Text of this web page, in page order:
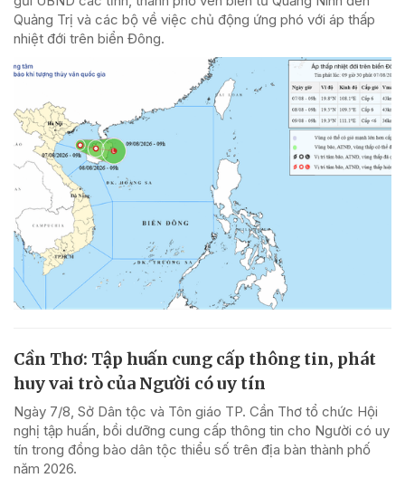
Quảng Trị và các bộ về việc chủ động ứng phó với áp thấp
nhiệt đới trên biển Đông.
Cần Thơ: Tập huấn cung cấp thông tin, phát
huy vai trò của Người có uy tín
Ngày 7/8, Sở Dân tộc và Tôn giáo TP. Cần Thơ tổ chức Hội
nghị tập huấn, bồi dưỡng cung cấp thông tin cho Người có uy
tín trong đồng bào dân tộc thiểu số trên địa bàn thành phố
năm 2026.